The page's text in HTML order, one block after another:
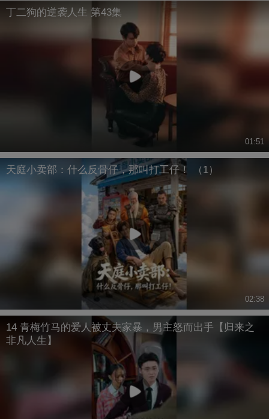
丁二狗的逆袭人生 第43集
01:51
天庭小卖部：什么反骨仔，那叫打工仔！ （1）
02:38
14 青梅竹马的爱人被丈夫家暴，男主怒而出手【归来之
非凡人生】